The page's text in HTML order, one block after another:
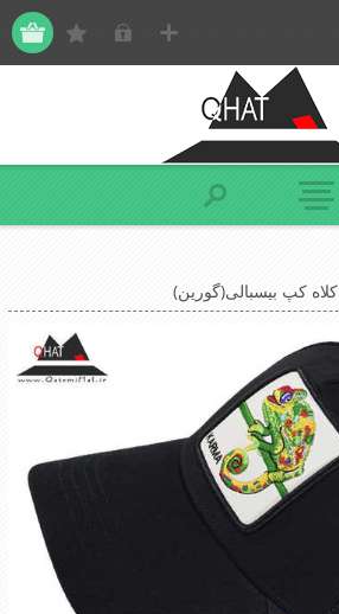
کلاه کپ بیسبالی(گورین)